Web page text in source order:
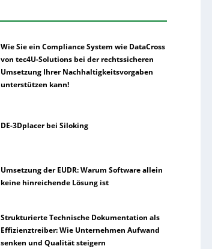
Wie Sie ein Compliance System wie DataCross
von tec4U-Solutions bei der rechtssicheren
Umsetzung Ihrer Nachhaltigkeitsvorgaben
unterstützen kann!
DE-3Dplacer bei Siloking
Umsetzung der EUDR: Warum Software allein
keine hinreichende Lösung ist
Strukturierte Technische Dokumentation als
Effizienztreiber: Wie Unternehmen Aufwand
senken und Qualität steigern